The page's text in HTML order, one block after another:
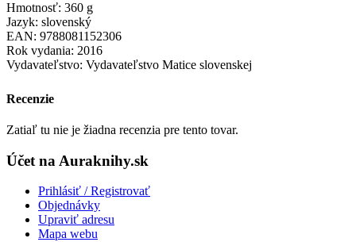
Hmotnosť: 360 g
Jazyk: slovenský
EAN: 9788081152306
Rok vydania: 2016
Vydavateľstvo: Vydavateľstvo Matice slovenskej
Recenzie
Zatiaľ tu nie je žiadna recenzia pre tento tovar.
Účet na Auraknihy.sk
Prihlásiť / Registrovať
Objednávky
Upraviť adresu
Mapa webu